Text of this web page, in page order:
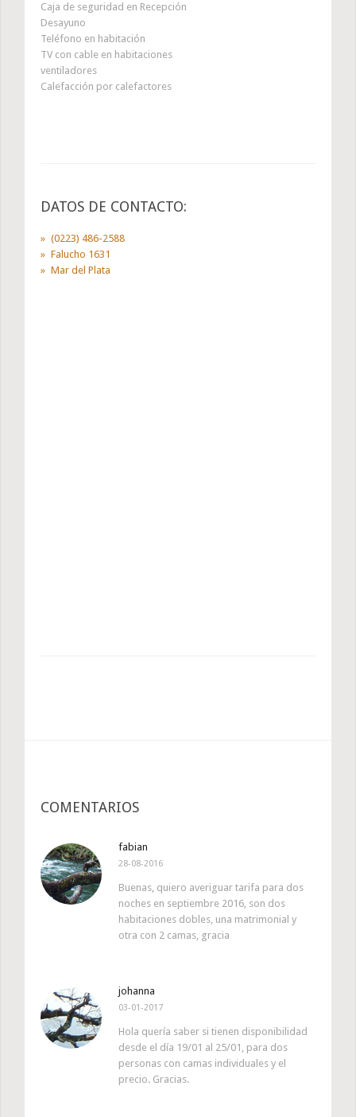
Caja de seguridad en Recepción
Desayuno
Teléfono en habitación
TV con cable en habitaciones
ventiladores
Calefacción por calefactores
DATOS DE CONTACTO:
(0223) 486-2588
Falucho 1631
Mar del Plata
COMENTARIOS
fabian
28-08-2016
Buenas, quiero averiguar tarifa para dos
noches en septiembre 2016, son dos
habitaciones dobles, una matrimonial y
otra con 2 camas, gracia
johanna
03-01-2017
Hola quería saber si tienen disponibilidad
desde el día 19/01 al 25/01, para dos
personas con camas individuales y el
precio. Gracias.